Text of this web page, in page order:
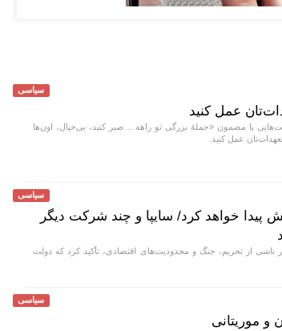
سیاسی
عمل کنید
با مضمون «حملهٔ بزرگی تو راهه… صبر کنید، بی‌خیال، اون‌ها
عمل کنید.
سیاسی
پیدا خواهد کرد/ سایپا و چند شرکت دیگر
ناشی از تحریم، جنگ و محدودیت‌های اقتصادی، تأکید کرد که دولت
سیاسی
و موریتانی